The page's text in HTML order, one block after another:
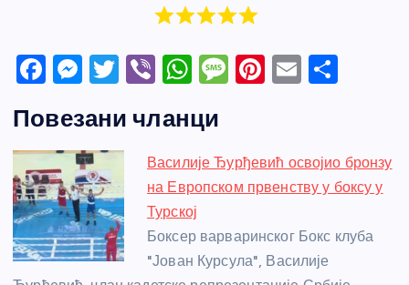
F
c
e
b
o
o
k
M
ss
e
n
g
er
T
itt
er
Vi
er
W
at
s
A
p
p
M
a
g
Pi
e
st
E
e
Повезани чланци
Василије Ђурђевић освојио бронзу
на Европском првенству у боксу у
Турској
Боксер варваринског Бокс клуба
"Јован Курсула", Василије